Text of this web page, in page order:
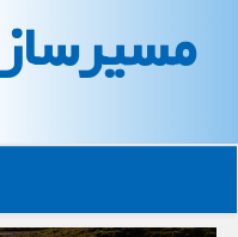
مسیرساز